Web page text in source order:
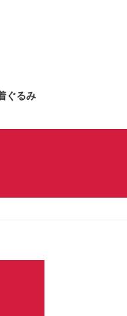
ぐるみ